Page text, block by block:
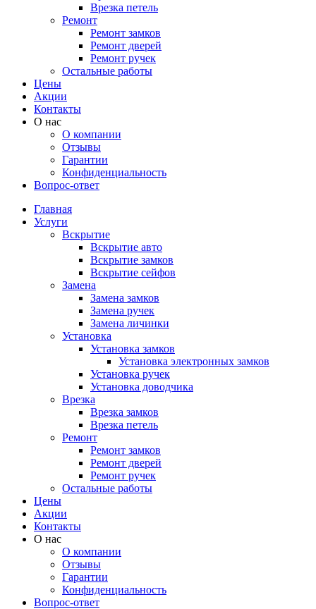
Врезка петель
Ремонт
Ремонт замков
Ремонт дверей
Ремонт ручек
Остальные работы
Цены
Акции
Контакты
О нас
О компании
Отзывы
Гарантии
Конфиденциальность
Вопрос-ответ
Главная
Услуги
Вскрытие
Вскрытие авто
Вскрытие замков
Вскрытие сейфов
Замена
Замена замков
Замена ручек
Замена личинки
Установка
Установка замков
Установка электронных замков
Установка ручек
Установка доводчика
Врезка
Врезка замков
Врезка петель
Ремонт
Ремонт замков
Ремонт дверей
Ремонт ручек
Остальные работы
Цены
Акции
Контакты
О нас
О компании
Отзывы
Гарантии
Конфиденциальность
Вопрос-ответ